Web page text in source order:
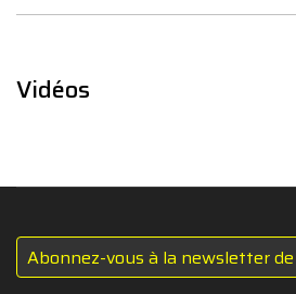
Vidéos
Abonnez-vous à la newsletter